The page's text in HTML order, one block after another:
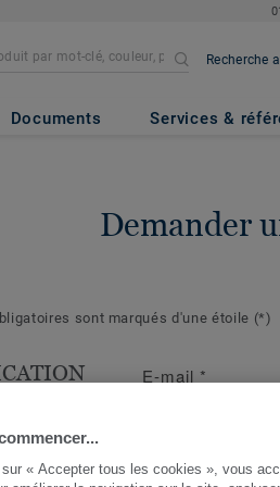
Recherche
Documents Services &
Demander
sont marqués d'une étoile (*)
suivantes
et d'y
E-mail *
sur « Accepter tous les cookies », vous